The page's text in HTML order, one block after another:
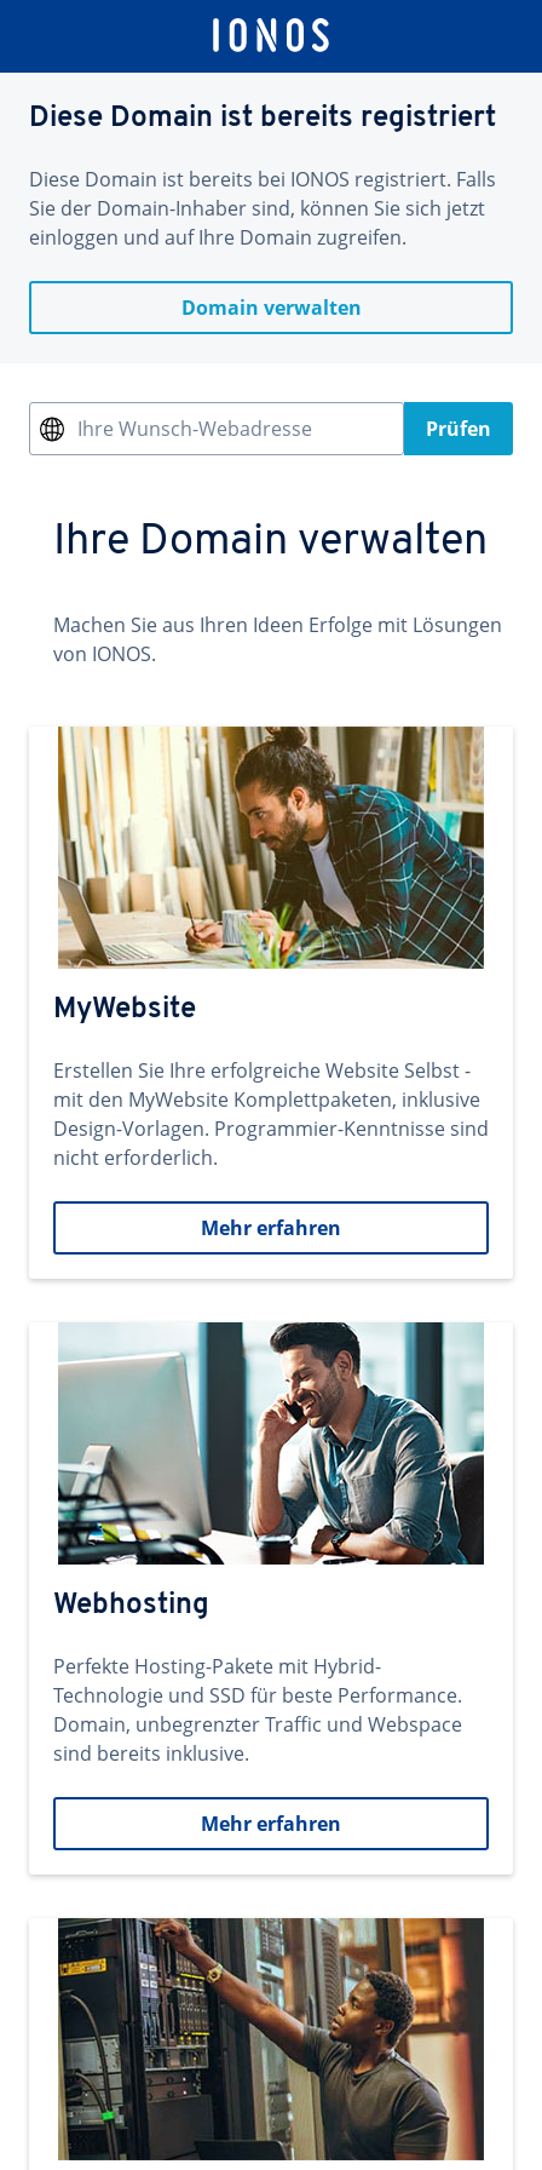
Diese Domain ist bereits registriert
Diese Domain ist bereits bei IONOS registriert. Falls
Sie der Domain-Inhaber sind, können Sie sich jetzt
einloggen und auf Ihre Domain zugreifen.
Domain verwalten
Ihre Wunsch-Webadresse Prüfen
Ihre Domain verwalten
Machen Sie aus Ihren Ideen Erfolge mit Lösungen
von IONOS.
MyWebsite
Erstellen Sie Ihre erfolgreiche Website Selbst -
mit den MyWebsite Komplettpaketen, inklusive
Design-Vorlagen. Programmier-Kenntnisse sind
nicht erforderlich.
Mehr erfahren
Webhosting
Perfekte Hosting-Pakete mit Hybrid-
Technologie und SSD für beste Performance.
Domain, unbegrenzter Traffic und Webspace
sind bereits inklusive.
Mehr erfahren